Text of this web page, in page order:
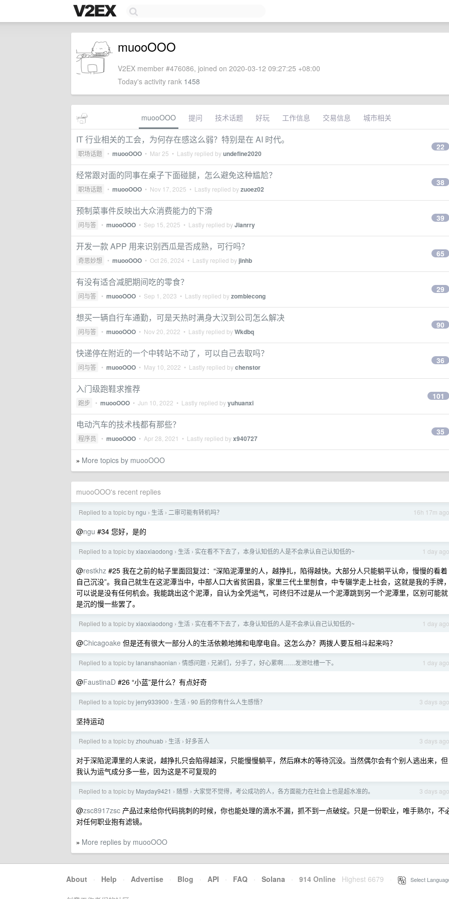
muooOOO
V2EX member #476086, joined on 2020-03-12 09:27:25 +08:00
Today's activity rank 1458
muooOOO 提问 技术话题 好玩 工作信息 交易信息 城市相关
IT 行业相关的工会，为何存在感这么弱？特别是在 AI 时代。
职场话题 • muooOOO • Mar 25 • Lastly replied byundefine2020
22
经常跟对面的同事在桌子下面碰腿，怎么避免这种尴尬？
职场话题 • muooOOO • Nov 17, 2025 • Lastly replied byzuoez02
38
预制菜事件反映出大众消费能力的下滑
问与答 • muooOOO • Sep 15, 2025 • Lastly replied byJianrry
39
开发一款 APP 用来识别西瓜是否成熟，可行吗？
奇思妙想 • muooOOO • Oct 26, 2024 • Lastly replied by jinhb
65
有没有适合减肥期间吃的零食？
问与答 • muooOOO • Sep 1, 2023 • Lastly replied byzombiecong
29
想买一辆自行车通勤，可是天热时满身大汉到公司怎么解决
问与答 • muooOOO • Nov 20, 2022 • Lastly replied byWkdbq
90
快递停在附近的一个中转站不动了，可以自己去取吗？
问与答 • muooOOO • May 10, 2022 • Lastly replied bychenstor
36
入门级跑鞋求推荐
跑步 • muooOOO • Jun 10, 2022 • Lastly replied byyuhuanxi
101
电动汽车的技术栈都有那些？
程序员 • muooOOO • Apr 28, 2021 • Lastly replied byx940727
35
» More topics by muooOOO
muooOOO's recent replies
16h 17m ago
Replied to a topic by ngu › 生活 › 二审可能有转机吗？
@ngu #34 您好，是的
1 day ago
Replied to a topic byxiaoxiaodong › 生活 › 实在看不下去了，本身认知低的人是不会承认自己认知低的~
@restkhz #25 我在之前的帖子里面回复过：“深陷泥潭里的人，越挣扎，陷得越快。大部分人只能躺平认命，慢慢的看着
自己沉没”。我自己就生在这泥潭当中，中部人口大省贫困县，家里三代土里刨食，中专辍学走上社会，这就是我的手牌，
可以说是没有任何机会。我能跳出这个泥潭，自认为全凭运气，可终归不过是从一个泥潭跳到另一个泥潭里，区别可能就
是沉的慢一些罢了。
1 day ago
Replied to a topic byxiaoxiaodong › 生活 › 实在看不下去了，本身认知低的人是不会承认自己认知低的~
@Chicagoake 但是还有很大一部分人的生活依赖地摊和电摩电自。这怎么办？两拨人要互相斗起来吗？
1 day ago
Replied to a topic by lananshaonian › 情感问题 › 兄弟们，分手了，好心累啊……发泄吐槽一下。
@FaustinaD #26 “小蓝”是什么？有点好奇
3 days ago
Replied to a topic byjerry933900 › 生活 › 90 后的你有什么人生感悟？
坚持运动
3 days ago
Replied to a topic byzhouhuab › 生活 › 好多苦人
对于深陷泥潭里的人来说，越挣扎只会陷得越深，只能慢慢躺平，然后麻木的等待沉没。当然偶尔会有个别人逃出来，但
我认为运气成分多一些，因为这是不可复现的
3 days ago
Replied to a topic by Mayday9421 › 随想 › 大家觉不觉得，考公成功的人，各方面能力在社会上也是超水准的。
@zsc8917zsc 产品过来给你代码挑刺的时候，你也能处理的滴水不漏，抓不到一点破绽。只是一份职业，唯手熟尔，不
对任何职业抱有滤镜。
» More replies by muooOOO
About · Help · Advertise · Blog · API · FAQ · Solana · 914 Online Highest 6679 Select